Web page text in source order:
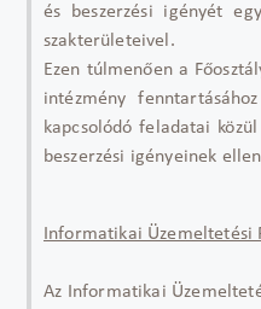
és beszerzési igényét
szakterületeivel.
Ezen túlmenően a
intézmény
kapcsolódó feladatai
beszerzési igényeinek
Informatikai Üzemeltetési
Az Informatikai